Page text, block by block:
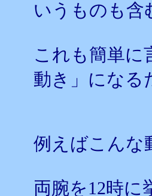
いうものも含
これも簡単に
動き」になる
例えばこんな
両腕を12時に